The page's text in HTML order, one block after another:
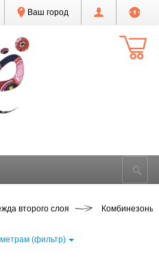
Ваш город
второго слоя Комбинезоны
(фильтр)